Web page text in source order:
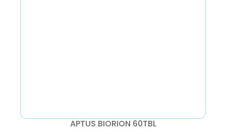
APTUS BIORION 60TBL